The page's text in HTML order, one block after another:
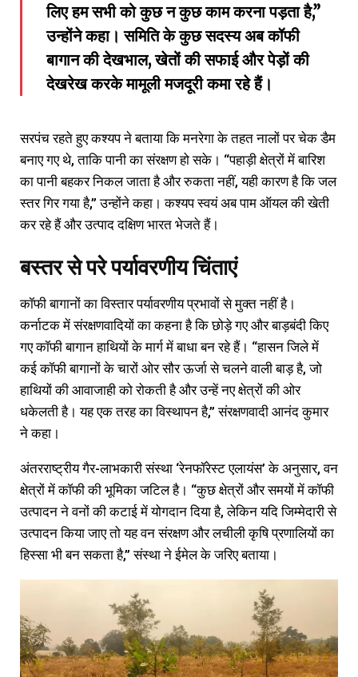
लिए हम सभी को कुछ न कुछ काम करना पड़ता है,”
उन्होंने कहा। समिति के कुछ सदस्य अब कॉफी
बागान की देखभाल, खेतों की सफाई और पेड़ों की
देखरेख करके मामूली मजदूरी कमा रहे हैं।
सरपंच रहते हुए कश्यप ने बताया कि मनरेगा के तहत नालों पर चेक डैम
बनाए गए थे, ताकि पानी का संरक्षण हो सके। “पहाड़ी क्षेत्रों में बारिश
का पानी बहकर निकल जाता है और रुकता नहीं, यही कारण है कि जल
स्तर गिर गया है,” उन्होंने कहा। कश्यप स्वयं अब पाम ऑयल की खेती
कर रहे हैं और उत्पाद दक्षिण भारत भेजते हैं।
बस्तर से परे पर्यावरणीय चिंताएं
कॉफी बागानों का विस्तार पर्यावरणीय प्रभावों से मुक्त नहीं है।
कर्नाटक में संरक्षणवादियों का कहना है कि छोड़े गए और बाड़बंदी किए
गए कॉफी बागान हाथियों के मार्ग में बाधा बन रहे हैं। “हासन जिले में
कई कॉफी बागानों के चारों ओर सौर ऊर्जा से चलने वाली बाड़ है, जो
हाथियों की आवाजाही को रोकती है और उन्हें नए क्षेत्रों की ओर
धकेलती है। यह एक तरह का विस्थापन है,” संरक्षणवादी आनंद कुमार
ने कहा।
अंतरराष्ट्रीय गैर-लाभकारी संस्था ‘रेनफॉरेस्ट एलायंस’ के अनुसार, वन
क्षेत्रों में कॉफी की भूमिका जटिल है। “कुछ क्षेत्रों और समयों में कॉफी
उत्पादन ने वनों की कटाई में योगदान दिया है, लेकिन यदि जिम्मेदारी से
उत्पादन किया जाए तो यह वन संरक्षण और लचीली कृषि प्रणालियों का
हिस्सा भी बन सकता है,” संस्था ने ईमेल के जरिए बताया।